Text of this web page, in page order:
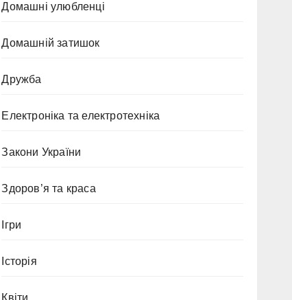
Домашні улюбленці
Домашній затишок
Дружба
Електроніка та електротехніка
Закони України
Здоров’я та краса
Ігри
Історія
Квіти